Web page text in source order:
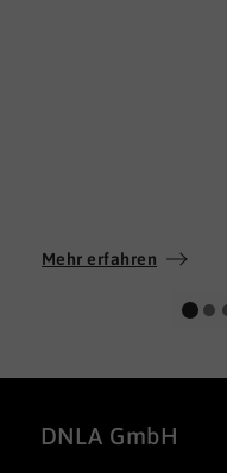
Mehr erfahren
DNLA GmbH